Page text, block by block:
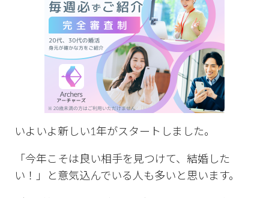
いよいよ新しい1年がスタートしました。
「今年こそは良い相手を見つけて、結婚した
い！」と意気込んでいる人も多いと思います。